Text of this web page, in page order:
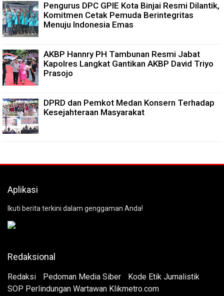
Pengurus DPC GPIE Kota Binjai Resmi Dilantik,
Komitmen Cetak Pemuda Berintegritas
Menuju Indonesia Emas
AKBP Hannry PH Tambunan Resmi Jabat
Kapolres Langkat Gantikan AKBP David Triyo
Prasojo
DPRD dan Pemkot Medan Konsern Terhadap
Kesejahteraan Masyarakat
Aplikasi
Ikuti berita terkini dalam genggaman Anda!
Redaksional
Redaksi Pedoman Media Siber
Kode Etik Jurnalistik
SOP Perlindungan Wartawan Klikmetro.com